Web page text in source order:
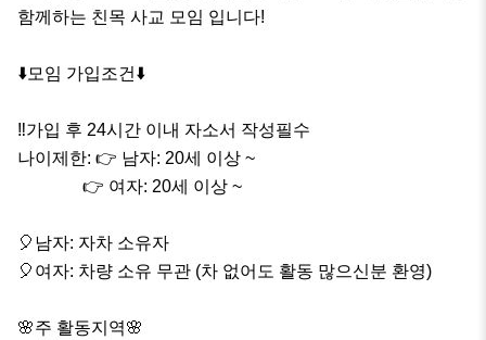
함께하는 친목 사교 모임 입니다!
⬇️모임 가입조건⬇️
‼️가입 후 24시간 이내 자소서 작성필수
나이제한: 👉 남자: 20세 이상 ~
🎈남자: 자차 소유자
🎈여자: 차량 소유 무관 (차 없어도 활동 많으신분 환영)
🌸주 활동지역🌸